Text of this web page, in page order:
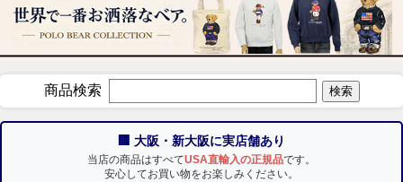
商品検索
🏢 大阪・新大阪に実店舗あり
当店の商品はすべてUSA直輸入の正規品です。
安心してお買い物をお楽しみください。